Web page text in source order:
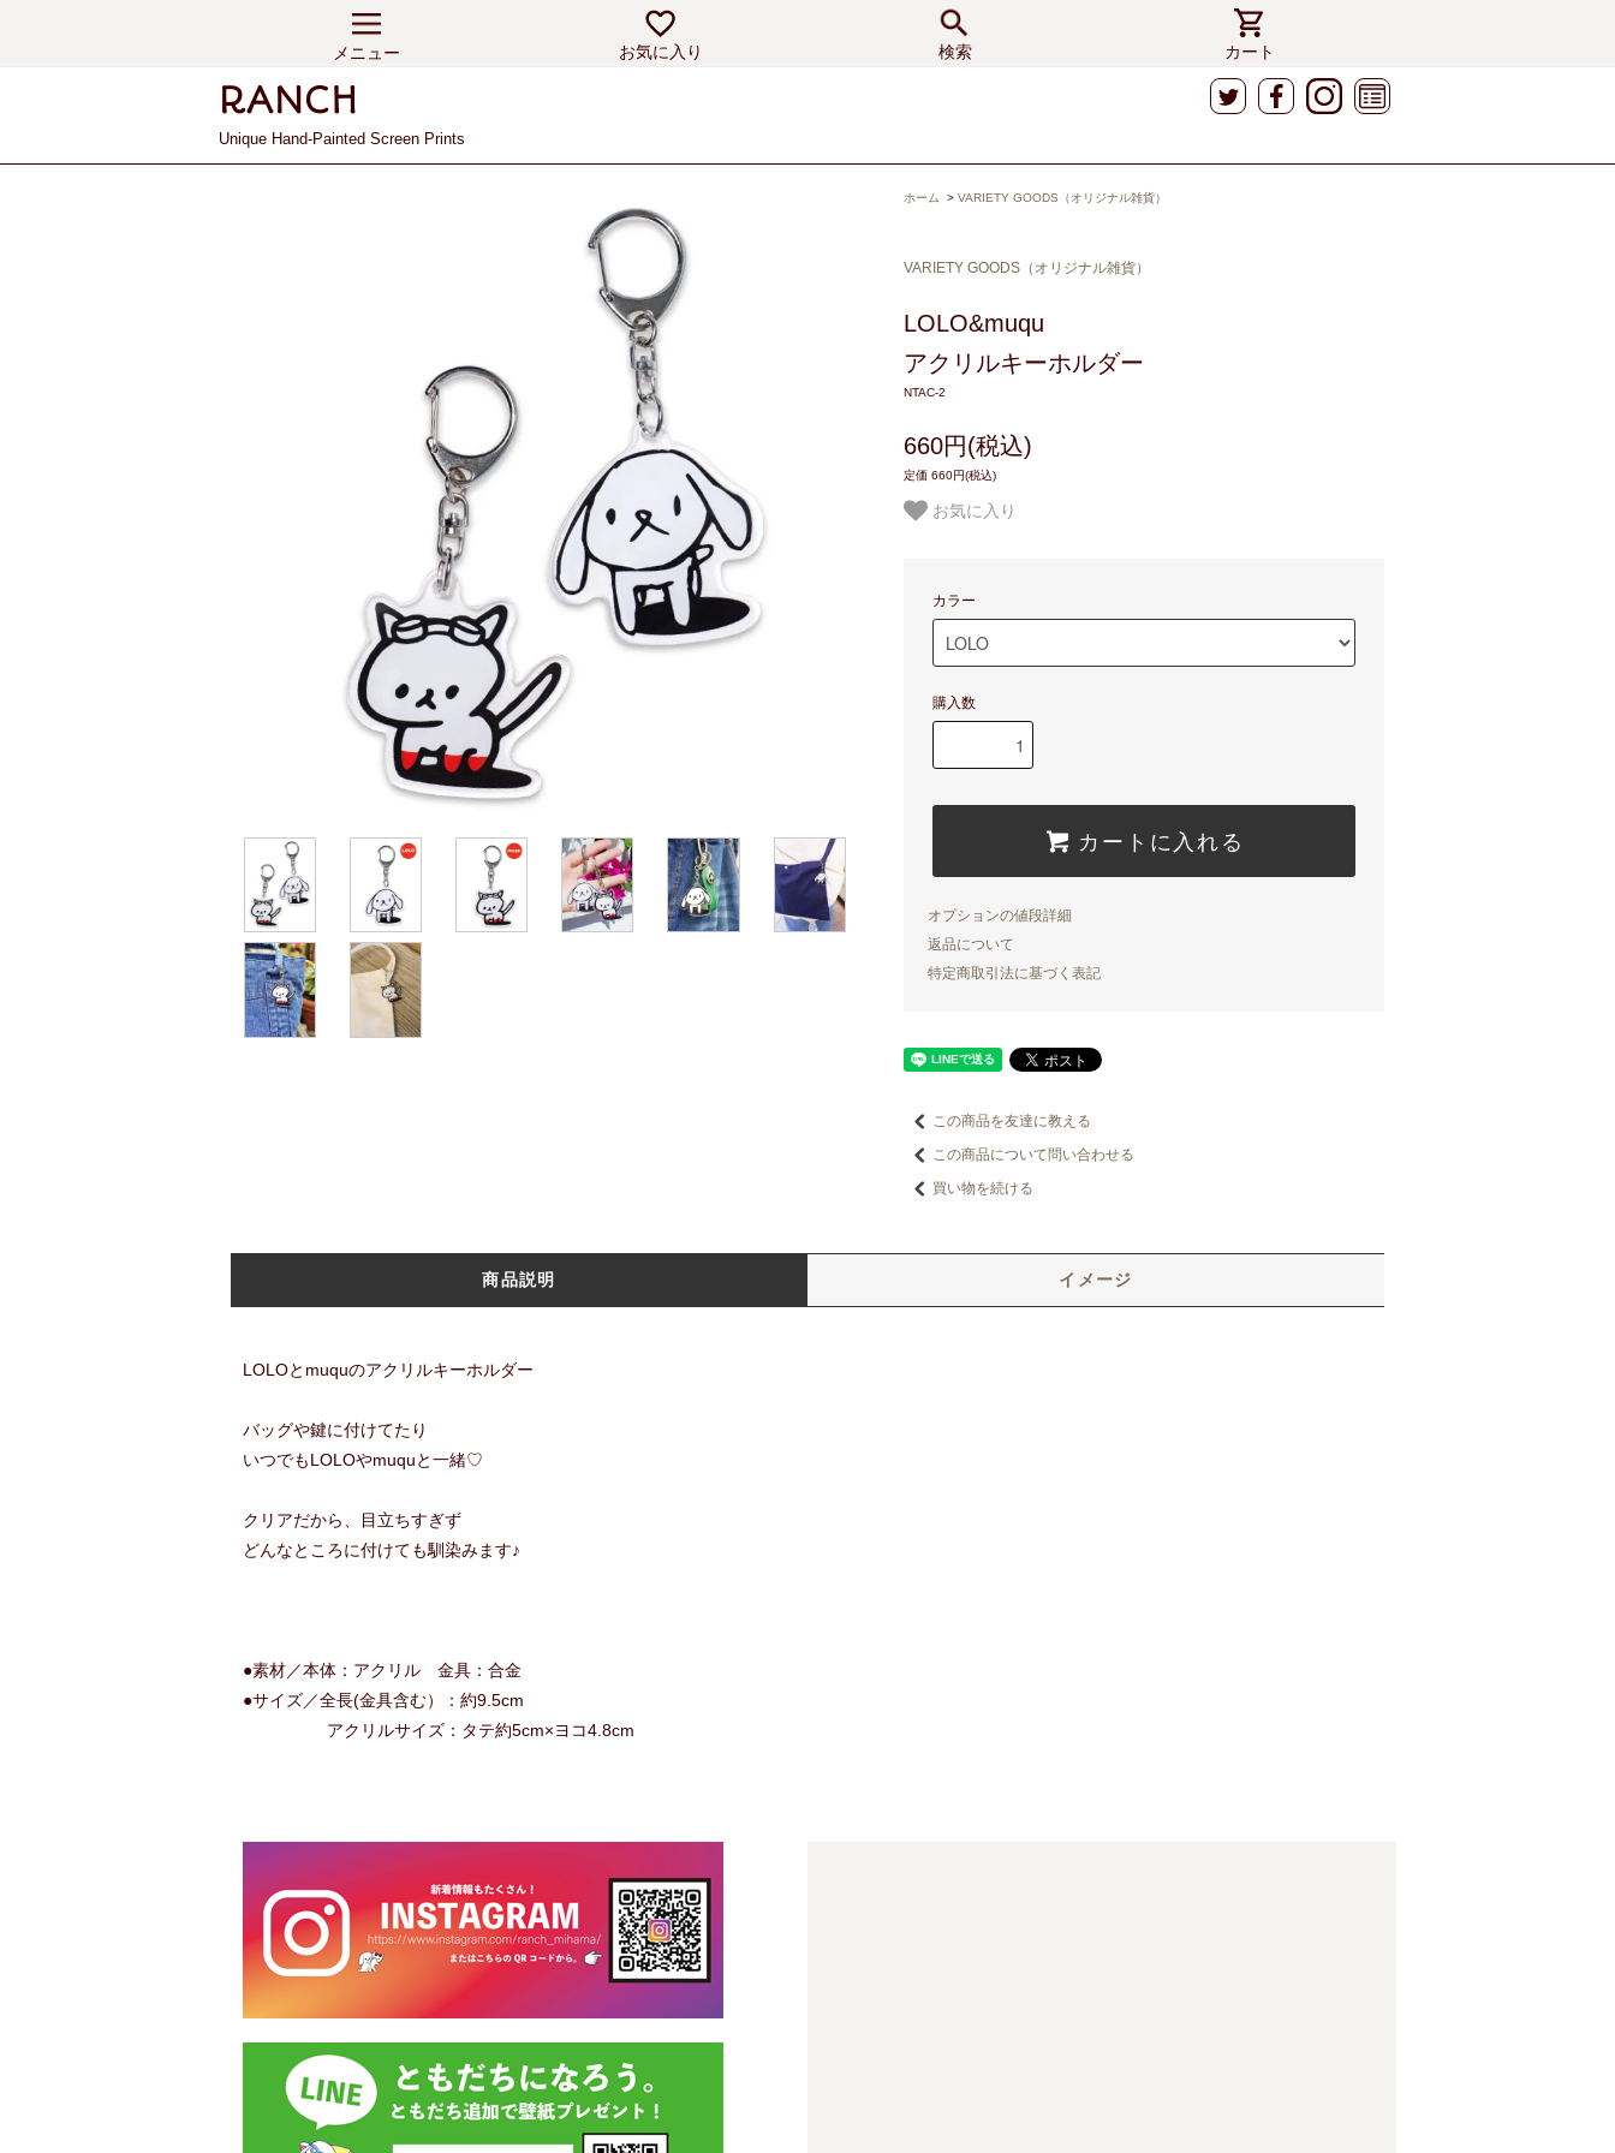
メニュー お気に入り 検索 カート
Unique Hand-Painted Screen Prints
ホーム > VARIETY GOODS（オリジナル雑貨）
VARIETY GOODS（オリジナル雑貨）
LOLO&muqu
アクリルキーホルダー
NTAC-2
660円(税込)
定価 660円(税込)
お気に入り
カラー
購入数
カートに入れる
オプションの値段詳細
返品について
特定商取引法に基づく表記
この商品を友達に教える
この商品について問い合わせる
買い物を続ける
商品説明 イメージ
LOLOとmuquのアクリルキーホルダー
バッグや鍵に付けてたり
いつでもLOLOやmuquと一緒♡
クリアだから、目立ちすぎず
どんなところに付けても馴染みます♪
●素材／本体：アクリル 金具：合金
●サイズ／全長(金具含む）：約9.5cm
アクリルサイズ：タテ約5cm×ヨコ4.8cm